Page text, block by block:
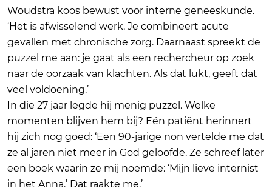
Woudstra koos bewust voor interne geneeskunde.
‘Het is afwisselend werk. Je combineert acute
gevallen met chronische zorg. Daarnaast spreekt de
puzzel me aan: je gaat als een rechercheur op zoek
naar de oorzaak van klachten. Als dat lukt, geeft dat
veel voldoening.’
In die 27 jaar legde hij menig puzzel. Welke
momenten blijven hem bij? Eén patiënt herinnert
hij zich nog goed: ‘Een 90-jarige non vertelde me dat
ze al jaren niet meer in God geloofde. Ze schreef later
een boek waarin ze mij noemde: ‘Mijn lieve internist
in het Anna.’ Dat raakte me.’